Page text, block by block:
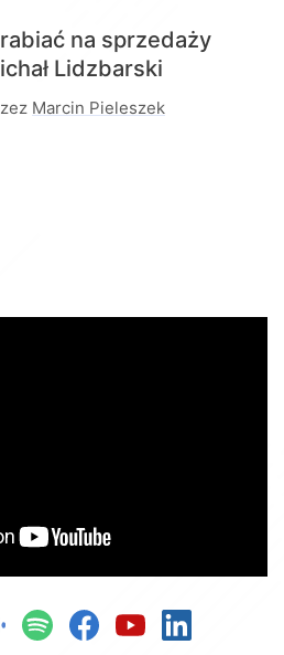
na sprzedaży
Lidzbarski
Marcin Pieleszek